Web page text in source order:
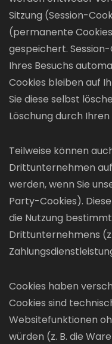
Sitzung (Session-
(permanente
gespeichert.
Ihres Besuchs
Cookies bleiben auf
Sie diese selbst
Löschung durch
Teilweise können
Drittunternehmen
werden, wenn Sie
Party-Cookies).
die Nutzung
Drittunternehmens
Cookies haben
Cookies sind
Websitefunktionen
würden (z. B. die